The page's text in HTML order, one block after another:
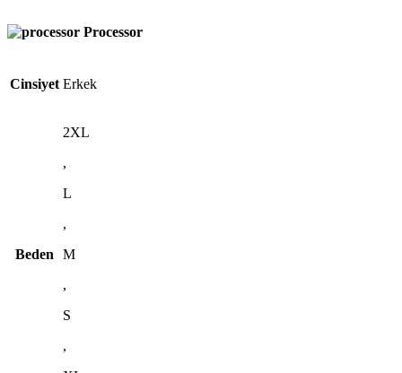
Processor
Cinsiyet Erkek
Beden
2XL
,
L
,
M
,
S
,